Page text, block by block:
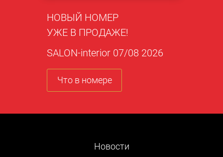
НОВЫЙ НОМЕР
УЖЕ В ПРОДАЖЕ!
SALON-interior 07/08 2026
Что в номере
Новости